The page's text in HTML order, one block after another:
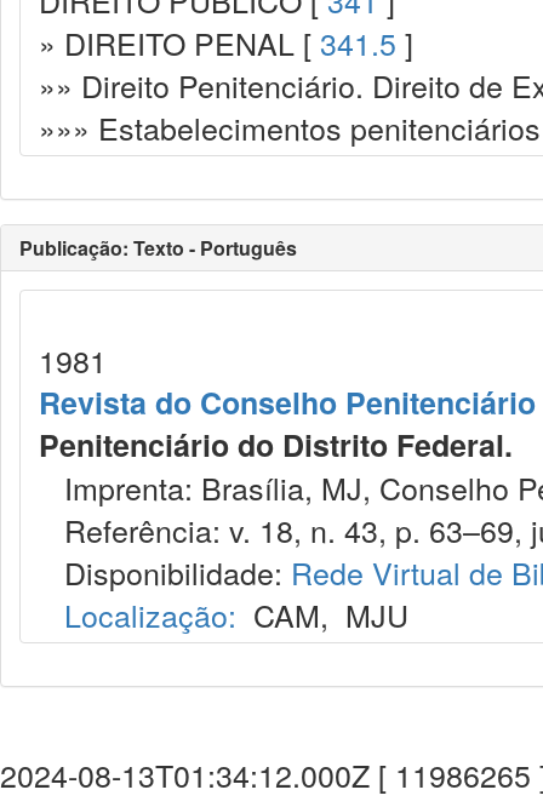
» DIREITO PENAL [ 341.5 ]
»» Direito Penitenciário. Direito de
»»» Estabelecimentos
Publicação: Texto - Português
1981
Revista do Conselho
Penitenciário do Distrito Federal.
Imprenta: Brasília, MJ, Conselho
Referência: v. 18, n. 43, p. 63–69,
Disponibilidade: Rede Virtual de
Localização: CAM, MJU
2024-08-13T01:34:12.000Z [ 11986265